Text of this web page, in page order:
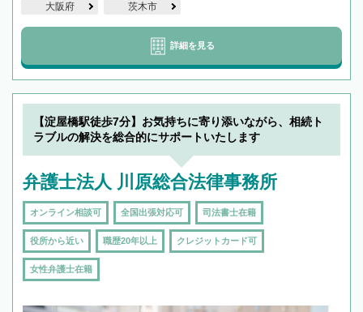
大阪府 茨木市
詳細を見る
【淀屋橋駅徒歩7分】お気持ちに寄り添いながら、相続ト
ラブルの解決を総合的にサポートいたします
弁護士法人 川原総合法律事務所
オンライン相談可 全国出張対応可 司法書士在籍
役所から近い 職歴20年以上 クレジットカード可
女性弁護士在籍